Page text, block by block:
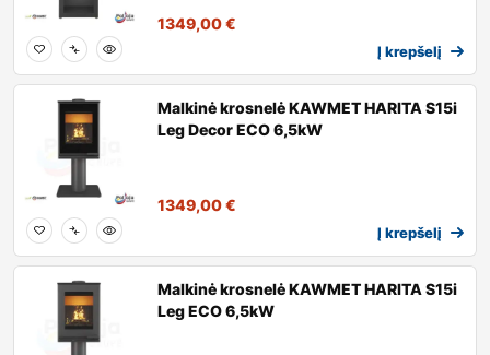
1349,00€
Į krepšelį
Malkinė krosnelė KAWMET HARITA S15i
Leg Decor ECO 6,5kW
1349,00€
Į krepšelį
Malkinė krosnelė KAWMET HARITA S15i
Leg ECO 6,5kW